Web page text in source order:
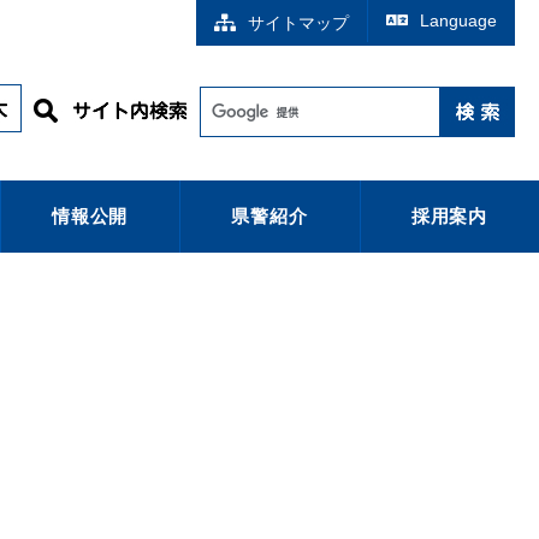
サイトマップ Language
情報公開 県警紹介 採用案内